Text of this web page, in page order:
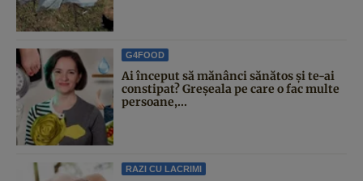
G4FOOD
Ai început să mănânci sănătos și te-ai
constipat? Greșeala pe care o fac multe
persoane,...
RAZI CU LACRIMI